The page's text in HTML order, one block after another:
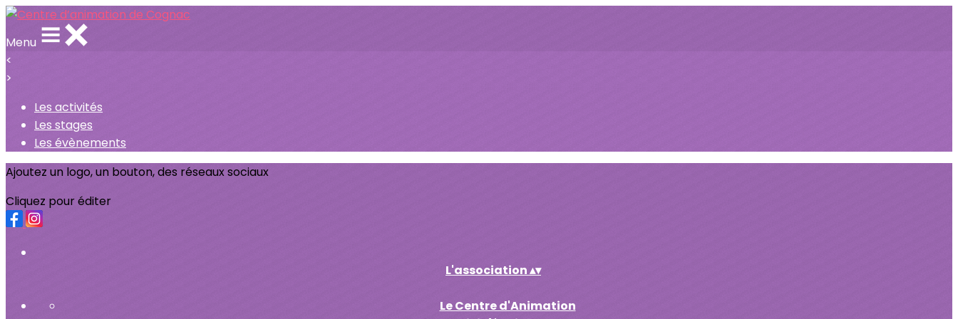
Menu
<
>
Les activités
Les stages
Les évènements
Ajoutez un logo, un bouton, des réseaux sociaux
Cliquez pour éditer
L'association▴▾
Le Centre d'Animation